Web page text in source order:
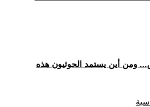
ومن أين يستمد الحوثيون هذه